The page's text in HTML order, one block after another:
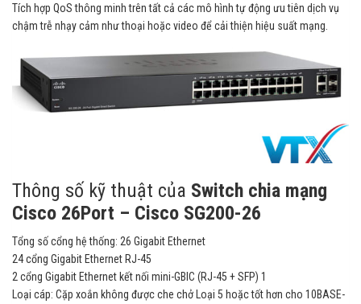
Tích hợp QoS thông minh trên tất cả các mô hình tự động ưu tiên dịch vụ
chậm trễ nhạy cảm như thoại hoặc video để cải thiện hiệu suất mạng.
Thông số kỹ thuật của Switch chia mạng
Cisco 26Port – Cisco SG200-26
Tổng số cổng hệ thống: 26 Gigabit Ethernet
24 cổng Gigabit Ethernet RJ-45
2 cổng Gigabit Ethernet kết nối mini-GBIC (RJ-45 + SFP) 1
Loại cáp: Cặp xoắn không được che chở Loại 5 hoặc tốt hơn cho 10BASE-